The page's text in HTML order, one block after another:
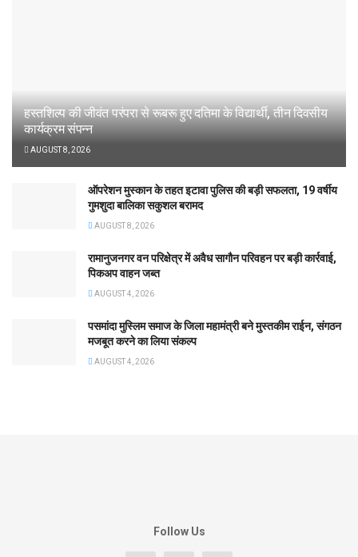
हस्तशिल्प की जीवंत परंपरा से रूबरू हुए दतिमा के विद्यार्थी, तीन दिवसीय
कार्यक्रम संपन्न
AUGUST 8, 2026
ऑपरेशन मुस्कान के तहत इटावा पुलिस की बड़ी सफलता, 19 वर्षीय
गुमशुदा बालिका सकुशल बरामद
AUGUST 8, 2026
रामानुजनगर वन परिक्षेत्र में अवैध सागौन परिवहन पर बड़ी कार्रवाई,
पिकअप वाहन जब्त
AUGUST 4, 2026
पसमांदा मुस्लिम समाज के जिला महामंत्री बने मुस्तकीम राईन, संगठन
मजबूत करने का लिया संकल्प
AUGUST 4, 2026
Follow Us